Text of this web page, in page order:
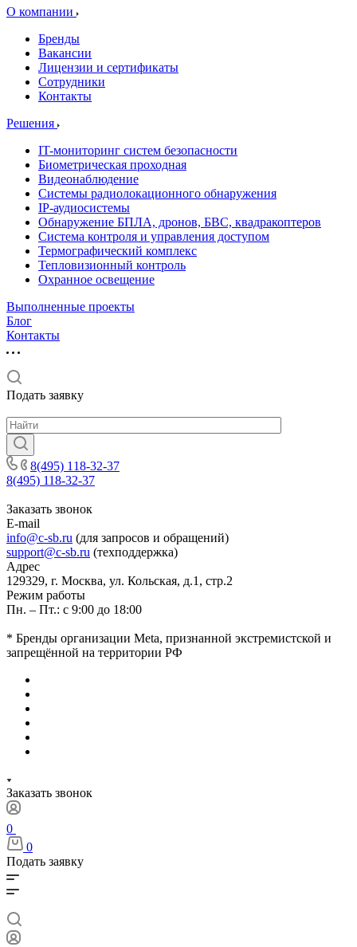
О компании
Бренды
Вакансии
Лицензии и сертификаты
Сотрудники
Контакты
Решения
IT-мониторинг систем безопасности
Биометрическая проходная
Видеонаблюдение
Системы радиолокационного обнаружения
IP-аудиосистемы
Обнаружение БПЛА, дронов, БВС, квадракоптеров
Система контроля и управления доступом
Термографический комплекс
Тепловизионный контроль
Охранное освещение
Выполненные проекты
Блог
Контакты
Подать заявку
8(495) 118-32-37
8(495) 118-32-37
Заказать звонок
E-mail
info@c-sb.ru (для запросов и обращений)
support@c-sb.ru (техподдержка)
Адрес
129329, г. Москва, ул. Кольская, д.1, стр.2
Режим работы
Пн. – Пт.: с 9:00 до 18:00
* Бренды организации Meta, признанной экстремистской и
запрещённой на территории РФ
Заказать звонок
0
0
Подать заявку